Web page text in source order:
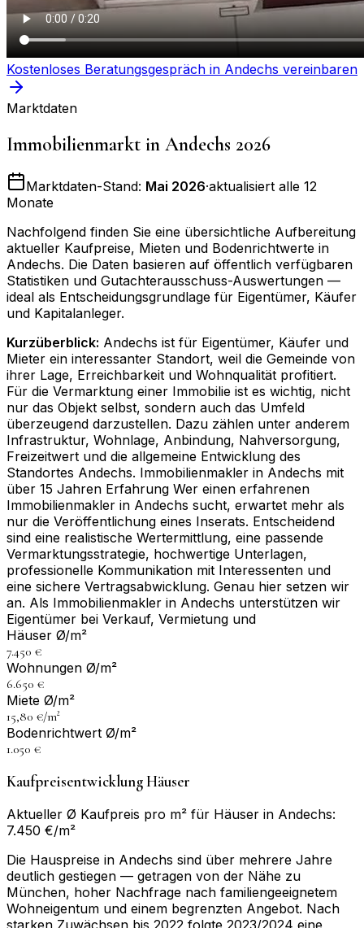
Kostenloses Beratungsgespräch in Andechs vereinbaren
Marktdaten
Immobilienmarkt in Andechs 2026
Marktdaten-Stand: Mai 2026·aktualisiert alle 12
Monate
Nachfolgend finden Sie eine übersichtliche Aufbereitung
aktueller Kaufpreise, Mieten und Bodenrichtwerte in
Andechs. Die Daten basieren auf öffentlich verfügbaren
Statistiken und Gutachterausschuss-Auswertungen —
ideal als Entscheidungsgrundlage für Eigentümer, Käufer
und Kapitalanleger.
Kurzüberblick: Andechs ist für Eigentümer, Käufer und
Mieter ein interessanter Standort, weil die Gemeinde von
ihrer Lage, Erreichbarkeit und Wohnqualität profitiert.
Für die Vermarktung einer Immobilie ist es wichtig, nicht
nur das Objekt selbst, sondern auch das Umfeld
überzeugend darzustellen. Dazu zählen unter anderem
Infrastruktur, Wohnlage, Anbindung, Nahversorgung,
Freizeitwert und die allgemeine Entwicklung des
Standortes Andechs. Immobilienmakler in Andechs mit
über 15 Jahren Erfahrung Wer einen erfahrenen
Immobilienmakler in Andechs sucht, erwartet mehr als
nur die Veröffentlichung eines Inserats. Entscheidend
sind eine realistische Wertermittlung, eine passende
Vermarktungsstrategie, hochwertige Unterlagen,
professionelle Kommunikation mit Interessenten und
eine sichere Vertragsabwicklung. Genau hier setzen wir
an. Als Immobilienmakler in Andechs unterstützen wir
Eigentümer bei Verkauf, Vermietung und
Häuser Ø/m²
7.450 €
Wohnungen Ø/m²
6.650 €
Miete Ø/m²
15,80 €/m²
Bodenrichtwert Ø/m²
1.050 €
Kaufpreisentwicklung Häuser
Aktueller Ø Kaufpreis pro m² für Häuser in Andechs:
7.450 €/m²
Die Hauspreise in Andechs sind über mehrere Jahre
deutlich gestiegen — getragen von der Nähe zu
München, hoher Nachfrage nach familiengeeignetem
Wohneigentum und einem begrenzten Angebot. Nach
starken Zuwächsen bis 2022 folgte 2023/2024 eine